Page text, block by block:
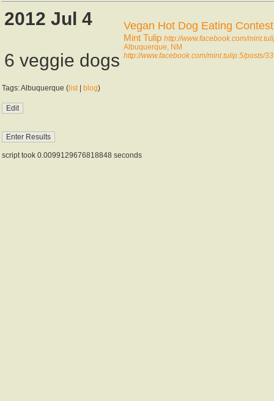
2012 Jul 4
6 veggie dogs
Vegan Hot Dog Eating Contest
Mint Tulip http://www.facebook.com/
Albuquerque, NM
http://www.facebook.com/mint.tulip.5/posts/
Tags: Albuquerque ( list| blog)
script took 0.0099129676818848 seconds